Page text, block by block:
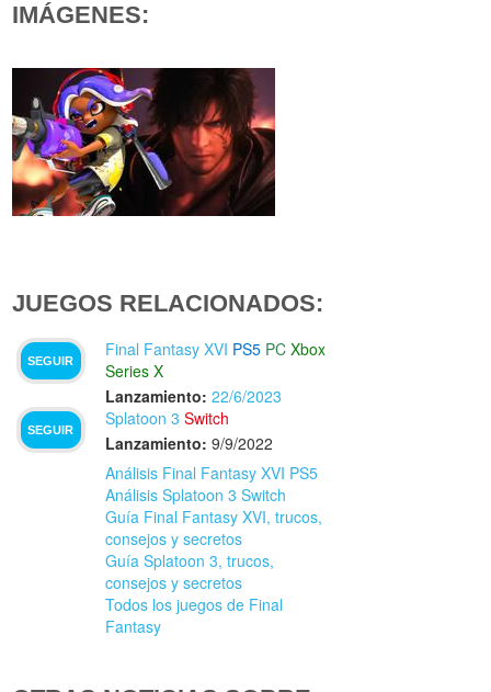
IMÁGENES:
JUEGOS RELACIONADOS:
SEGUIR
Final Fantasy XVI PS5 PC Xbox
Series X
Lanzamiento: 22/6/2023
SEGUIR
Splatoon 3 Switch
Lanzamiento: 9/9/2022
Análisis Final Fantasy XVI PS5
Análisis Splatoon 3 Switch
Guía Final Fantasy XVI, trucos,
consejos y secretos
Guía Splatoon 3, trucos,
consejos y secretos
Todos los juegos de Final
Fantasy